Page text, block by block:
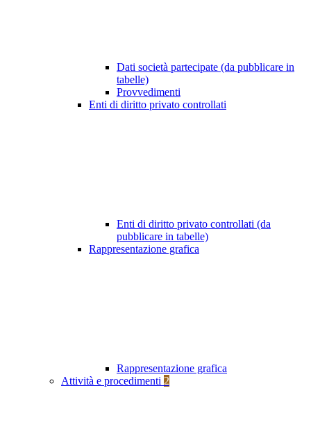
Dati società partecipate (da pubblicare in
tabelle)
Provvedimenti
Enti di diritto privato controllati
Enti di diritto privato controllati (da
pubblicare in tabelle)
Rappresentazione grafica
Rappresentazione grafica
Attività e procedimenti 2